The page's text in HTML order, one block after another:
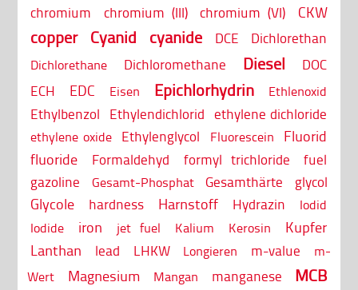
chromium chromium (III) chromium (VI) CKW
copper Cyanid cyanide DCE Dichlorethan
Dichlorethane Dichloromethane Diesel
DOC
ECH
EDC Eisen Epichlorhydrin Ethlenoxid
Ethylbenzol Ethylendichlorid ethylene dichloride
ethylene oxide Ethylenglycol Fluorescein
Fluorid
fluoride
Formaldehyd formyl trichloride
fuel
gazoline
Gesamt-Phosphat Gesamthärte glycol
Glycole hardness Harnstoff Hydrazin
Iodid
Iodide
iron jet fuel Kalium Kerosin
Kupfer
Lanthan
lead LHKW Longieren m-value
m-
Wert
Magnesium Mangan manganese MCB